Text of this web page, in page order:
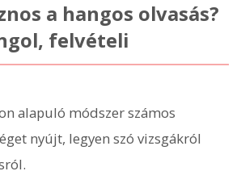
a hangos olvasás?
felvételi
alapuló módszer számos
nyújt, legyen szó vizsgákról